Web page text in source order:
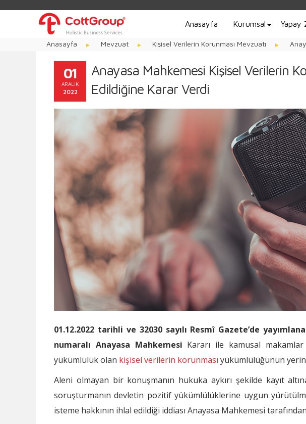
Anasayfa Kurumsal Yapay
Anasayfa Mevzuat Kişisel Verilerin Korunması Mevzuatı
01
ARALIK
2022
Anayasa Mahkemesi Kişisel Verilerin
Edildiğine Karar Verdi
01.12.2022 tarihli ve 32030 sayılı Resmî Gazete’de
numaralı Anayasa Mahkemesi Kararı ile kamusal
yükümlülük olan kişisel verilerin korunması yükümlülüğünün
Aleni olmayan bir konuşmanın hukuka aykırı şekilde kayıt
soruşturmanın devletin pozitif yükümlülüklerine uygun
isteme hakkının ihlal edildiği iddiası Anayasa Mahkemesi